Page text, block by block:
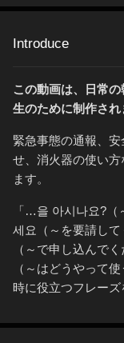
Introduce
この動画は、日常
生のために制作され
緊急事態の通報、
せ、消火器の使い
ます。
「…을 아시나요?
세요（～を要請し
（～で申し込んで
（～はどうやって
時に役立つフレーズ